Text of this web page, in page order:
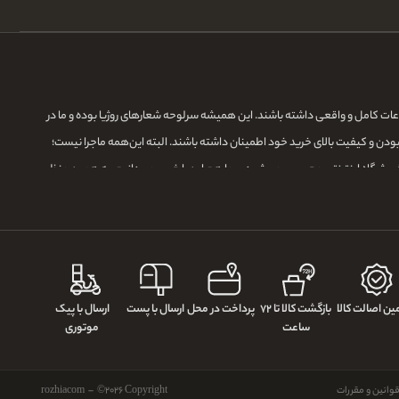
کامل و واقعی داشته باشند. این همیشه سرلوحه شعارهای روژیا بوده و ما در
و کیفیت بالای خرید خود اطمینان داشته باشند. البته این‌همه ماجرا نیست؛
اینترنتی محسوب می‌شود، و ما هم این را خوب می‌دانیم، به همین منظور
با خیال راحت به دستتان برسانیم و تجربه شیرین از خرید آنلاین رو برای شما
اصالت کالا
بازگشت کالا تا ۷۲
ساعت
پرداخت در محلارسال با پست
ارسال با پیک
موتوری
و مقررات rozhiacom – ©2026 Copyright